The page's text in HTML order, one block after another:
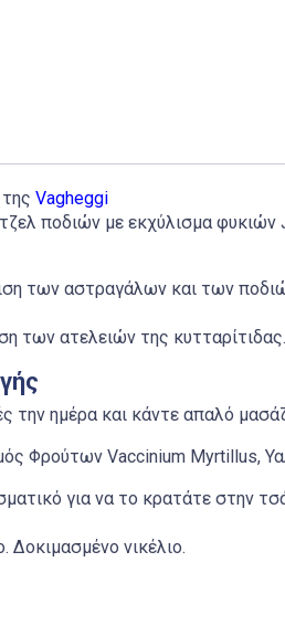
τηςVagheggi
ποδιών με εκχύλισμα φυκιών
των αστραγάλων και των
των ατελειών της κυτταρίτιδας.
την ημέρα και κάντε απαλό
Φρούτων Vaccinium Myrtillus,
για να το κρατάτε στην
Δοκιμασμένο νικέλιο.